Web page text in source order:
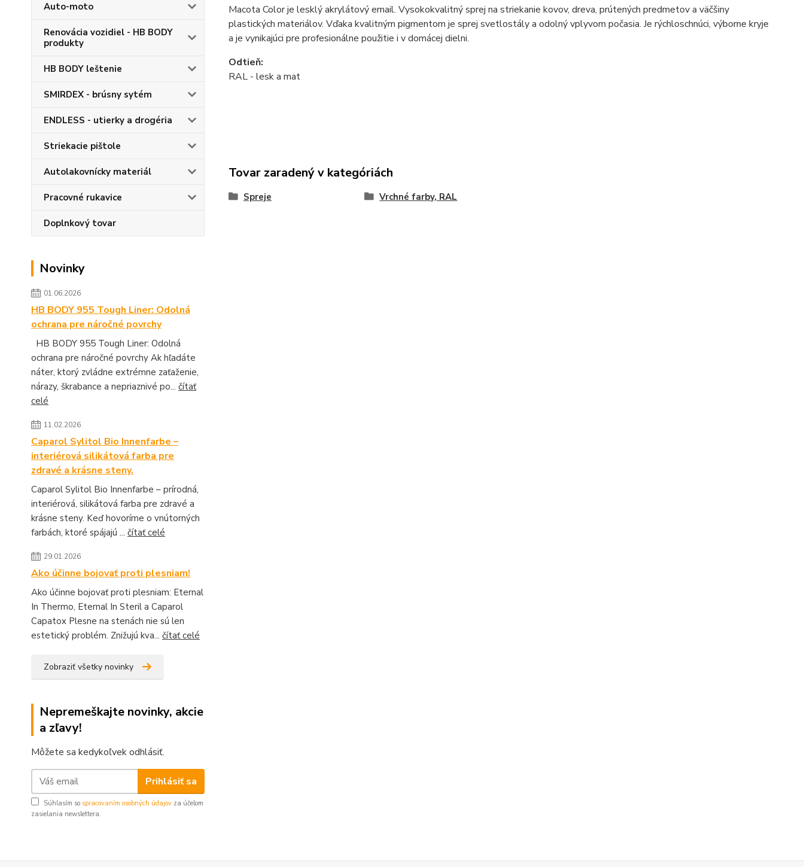
Auto-moto
Renovácia vozidiel - HB BODY
produkty
HB BODY leštenie
SMIRDEX - brúsny sytém
ENDLESS - utierky a drogéria
Striekacie pištole
Autolakovnícky materiál
Pracovné rukavice
Doplnkový tovar
Novinky
01.06.2026
HB BODY 955 Tough Liner: Odolná
ochrana pre náročné povrchy
HB BODY 955 Tough Liner: Odolná
ochrana pre náročné povrchy Ak hľadáte
náter, ktorý zvládne extrémne zaťaženie,
nárazy, škrabance a nepriaznivé po... čítať
celé
11.02.2026
Caparol Sylitol Bio Innenfarbe –
interiérová silikátová farba pre
zdravé a krásne steny.
Caparol Sylitol Bio Innenfarbe – prírodná,
interiérová, silikátová farba pre zdravé a
krásne steny. Keď hovoríme o vnútorných
farbách, ktoré spájajú ... čítať celé
29.01.2026
Ako účinne bojovať proti plesniam!
Ako účinne bojovať proti plesniam: Eternal
In Thermo, Eternal In Steril a Caparol
Capatox Plesne na stenách nie sú len
estetický problém. Znižujú kva... čítať celé
Zobraziť všetky novinky
Nepremeškajte novinky, akcie
a zľavy!
Môžete sa kedykoľvek odhlásiť.
Prihlásiť sa
Súhlasím so spracovaním osobných údajov za účelom
zasielania newslettera.
Macota Color je lesklý akrylátový email. Vysokokvalitný sprej na striekanie kovov, dreva, prútených predmetov a väčšiny
plastických materiálov. Vďaka kvalitným pigmentom je sprej svetlostály a odolný vplyvom počasia. Je rýchloschnúci, výborne kryje
a je vynikajúci pre profesionálne použitie i v domácej dielni.
Odtieň:
RAL - lesk a mat
Tovar zaradený v kategóriách
Spreje Vrchné farby, RAL